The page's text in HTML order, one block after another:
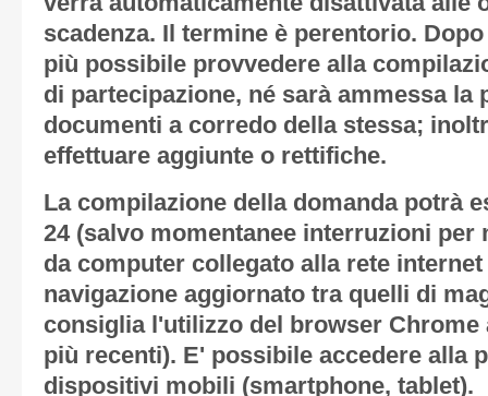
scadenza. Il termine è perentorio.
più possibile provvedere alla
di partecipazione, né sarà ammessa
documenti a corredo della stessa;
effettuare aggiunte o rettifiche.
La compilazione della domanda potrà
24 (salvo momentanee interruzioni per
da computer collegato alla rete
navigazione aggiornato tra quelli di
consiglia l'utilizzo del browser
più recenti). E' possibile accedere alla
dispositivi mobili (smartphone, tablet).